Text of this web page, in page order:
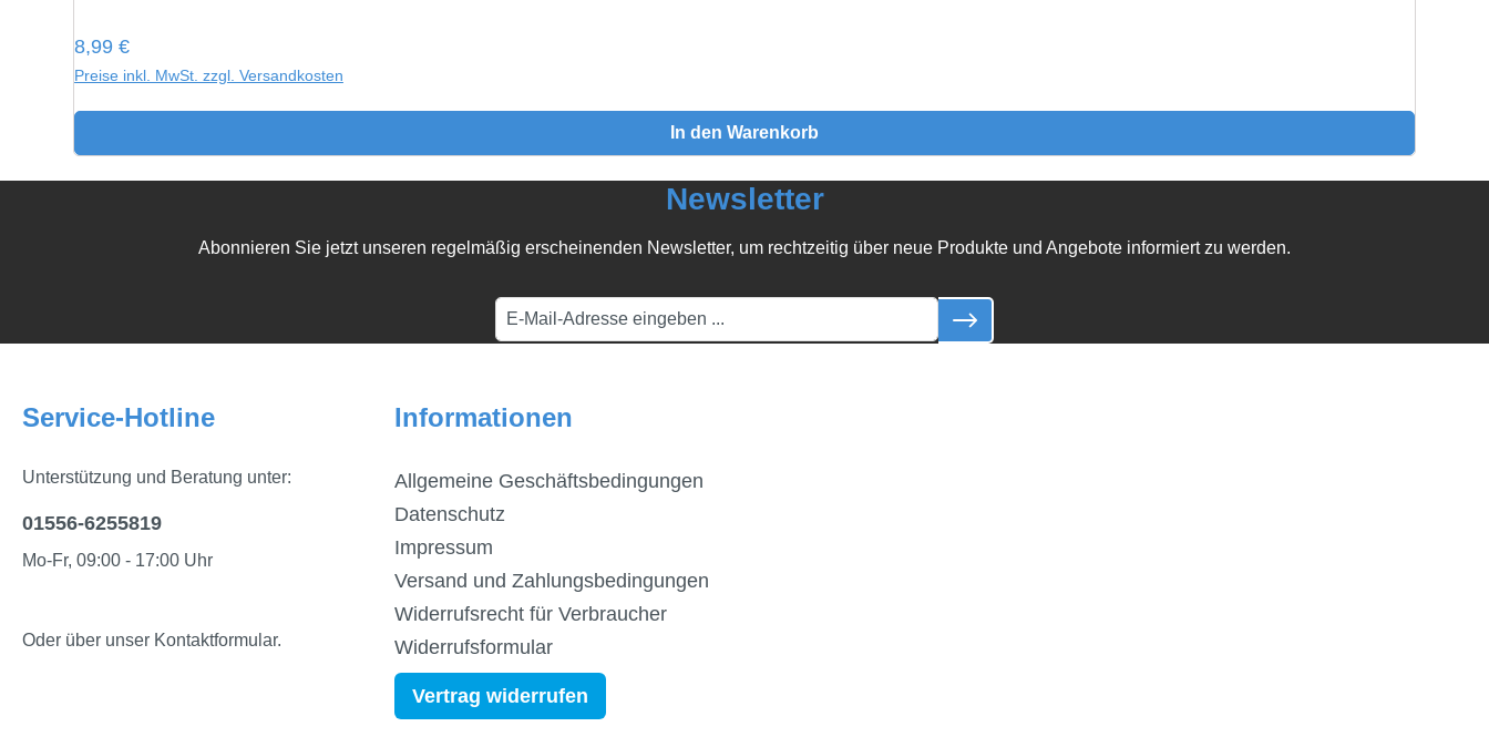
Regulärer Preis:
8,99 €
Preise inkl. MwSt. zzgl. Versandkosten
In den Warenkorb
Newsletter
Abonnieren Sie jetzt unseren regelmäßig erscheinenden Newsletter, um rechtzeitig über neue Produkte und Angebote informiert zu werden.
Service-Hotline
Unterstützung und Beratung unter:
01556-6255819
Mo-Fr, 09:00 - 17:00 Uhr
Oder über unser Kontaktformular.
Informationen
Allgemeine Geschäftsbedingungen
Datenschutz
Impressum
Versand und Zahlungsbedingungen
Widerrufsrecht für Verbraucher
Widerrufsformular
Vertrag widerrufen